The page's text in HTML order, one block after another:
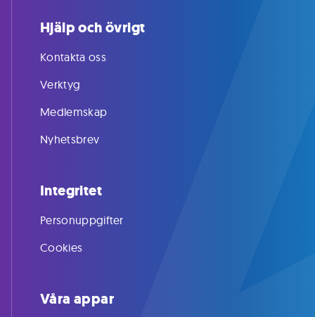
Hjälp och övrigt
Kontakta oss
Verktyg
Medlemskap
Nyhetsbrev
Integritet
Personuppgifter
Cookies
Våra appar